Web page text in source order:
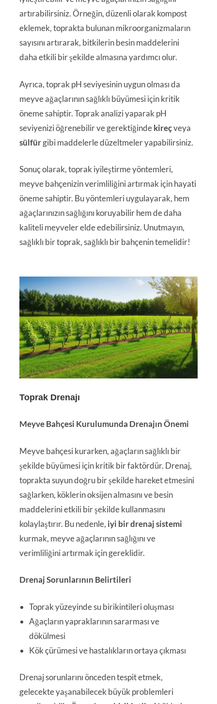
artırabilirsiniz. Örneğin, düzenli olarak kompost
eklemek, toprakta bulunan mikroorganizmaların
sayısını artırarak, bitkilerin besin maddelerini
daha etkili bir şekilde almasına yardımcı olur.
Ayrıca, toprak pH seviyesinin uygun olması da
meyve ağaçlarının sağlıklı büyümesi için kritik
öneme sahiptir. Toprak analizi yaparak pH
seviyenizi öğrenebilir ve gerektiğindekireçveya
sülfürgibi maddelerle düzeltmeler yapabilirsiniz.
Sonuç olarak, toprak iyileştirme yöntemleri,
meyve bahçenizin verimliliğini artırmak için hayati
öneme sahiptir. Bu yöntemleri uygulayarak, hem
ağaçlarınızın sağlığını koruyabilir hem de daha
kaliteli meyveler elde edebilirsiniz. Unutmayın,
sağlıklı bir toprak, sağlıklı bir bahçenin temelidir!
Toprak Drenajı
Meyve Bahçesi Kurulumunda Drenajın Önemi
Meyve bahçesi kurarken, ağaçların sağlıklı bir
şekilde büyümesi için kritik bir faktördür. Drenaj,
toprakta suyun doğru bir şekilde hareket etmesini
sağlarken, köklerin oksijen almasını ve besin
maddelerini etkili bir şekilde kullanmasını
kolaylaştırır. Bu nedenle, iyi bir drenaj sistemi
kurmak, meyve ağaçlarının sağlığını ve
verimliliğini artırmak için gereklidir.
Drenaj Sorunlarının Belirtileri
Toprak yüzeyinde su birikintileri oluşması
Ağaçların yapraklarının sararması ve
dökülmesi
Kök çürümesi ve hastalıkların ortaya çıkması
Drenaj sorunlarını önceden tespit etmek,
gelecekte yaşanabilecek büyük problemleri